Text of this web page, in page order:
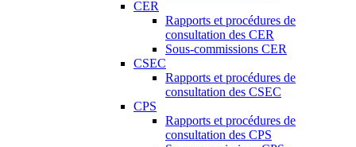
CER
Rapports et procédures de
consultation des CER
Sous-commissions CER
CSEC
Rapports et procédures de
consultation des CSEC
CPS
Rapports et procédures de
consultation des CPS